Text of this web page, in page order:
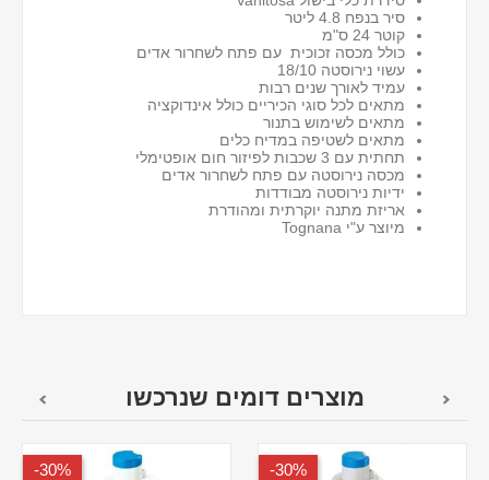
סיר בנפח 4.8 ליטר
קוטר 24 ס"מ
כולל מכסה זכוכית עם פתח לשחרור אדים
עשוי נירוסטה 18/10
עמיד לאורך שנים רבות
מתאים לכל סוגי הכיריים כולל אינדוקציה
מתאים לשימוש בתנור
מתאים לשטיפה במדיח כלים
תחתית עם 3 שכבות לפיזור חום אופטימלי
מכסה נירוסטה עם פתח לשחרור אדים
ידיות נירוסטה מבודדות
אריזת מתנה יוקרתית ומהודרת
מיוצר ע"י Tognana
מוצרים דומים שנרכשו
30%-
30%-